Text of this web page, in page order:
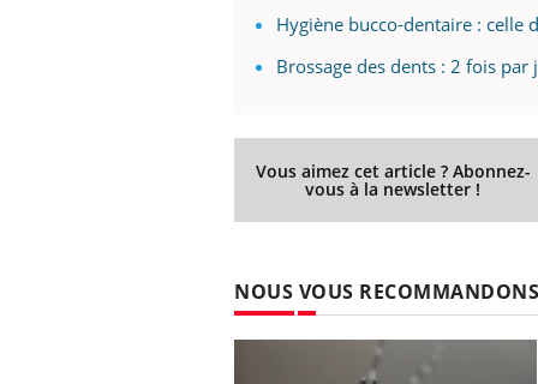
Hygiène bucco-dentaire : celle
Brossage des dents : 2 fois
Vous aimez cet article ? Abonnez-
vous à la newsletter !
NOUS VOUS RECOMMANDONS